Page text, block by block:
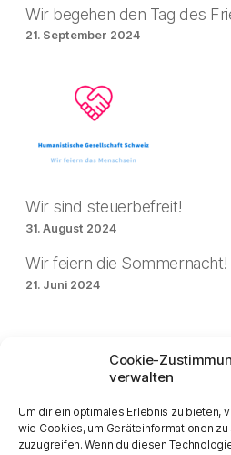
Cookie-
verwalten
Um dir ein optimales Erlebnis zu bieten,
wie Cookies, um Geräteinformationen
zuzugreifen. Wenn du diesen
Wir begehen den Tag des
21. September 2024
Wir sind steuerbefreit!
31. August 2024
Wir feiern die Sommernacht!
21. Juni 2024
Feiertage